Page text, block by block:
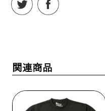
関連商品